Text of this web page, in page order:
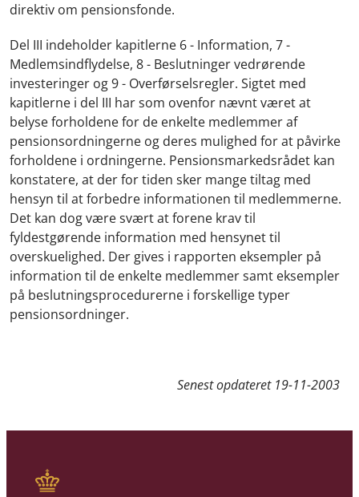
direktiv om pensionsfonde.
Del III indeholder kapitlerne 6 - Information, 7 -
Medlemsindflydelse, 8 - Beslutninger vedrørende
investeringer og 9 - Overførselsregler. Sigtet med
kapitlerne i del III har som ovenfor nævnt været at
belyse forholdene for de enkelte medlemmer af
pensionsordningerne og deres mulighed for at påvirke
forholdene i ordningerne. Pensionsmarkedsrådet kan
konstatere, at der for tiden sker mange tiltag med
hensyn til at forbedre informationen til medlemmerne.
Det kan dog være svært at forene krav til
fyldestgørende information med hensynet til
overskuelighed. Der gives i rapporten eksempler på
information til de enkelte medlemmer samt eksempler
på beslutningsprocedurerne i forskellige typer
pensionsordninger.
Senest opdateret 19-11-2003